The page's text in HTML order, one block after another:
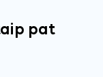
pat